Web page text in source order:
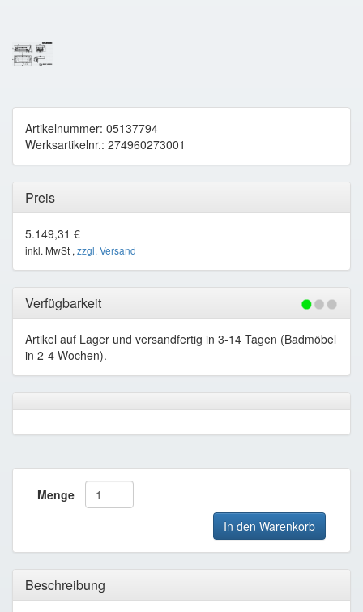
Artikelnummer: 05137794
Werksartikelnr.: 274960273001
Preis
5.149,31 €
inkl. MwSt , zzgl. Versand
Verfügbarkeit
Artikel auf Lager und versandfertig in 3-14 Tagen (Badmöbel
in 2-4 Wochen).
Menge
In den Warenkorb
Beschreibung